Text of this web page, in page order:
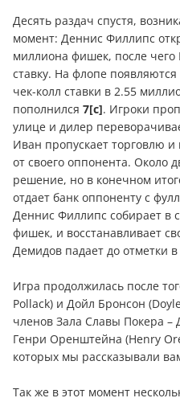
Десять раздач спустя,
момент: Деннис Филлипс
миллиона фишек, после
ставку. На флопе
чек-колл ставки в 2.55
пополнился 7[c]. Игроки
улице и дилер
Иван пропускает торговлю
от своего оппонента. Около
решение, но в конечном
отдает банк оппоненту с
Деннис Филлипс собирает в
фишек, и восстанавливает
Демидов падает до отметки
Игра продолжилась после
Pollack) и Дойл Бронсон
членов Зала Славы Покера –
Генри Оренштейна (Henry
которых мы рассказывали
Так же в этот момент